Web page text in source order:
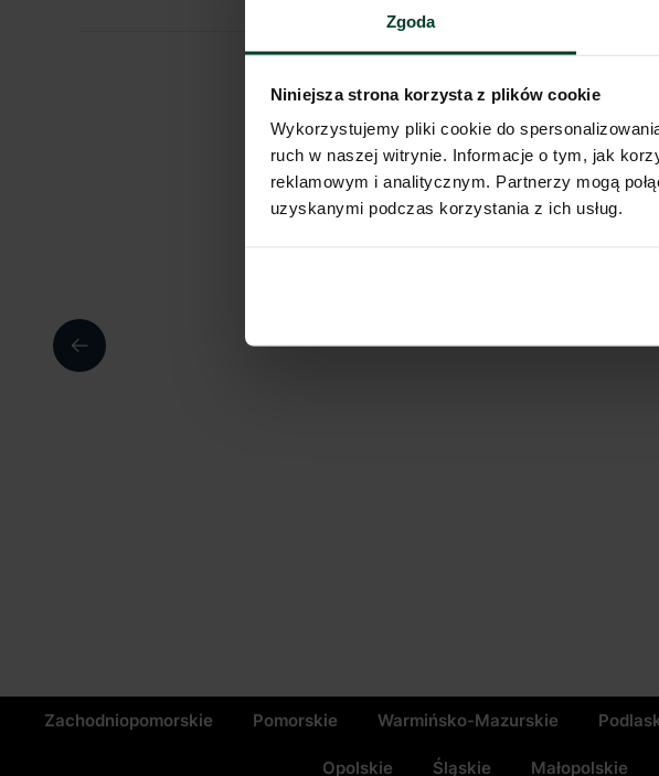
Zgoda
Niniejsza strona korzysta z plików cookie
Wykorzystujemy pliki cookie do
ruch w naszej witrynie. Informacje o tym, jak
reklamowym i analitycznym. Partnerzy mogą
uzyskanymi podczas korzystania z ich usług.
Zachodniopomorskie Pomorskie Warmińsko-Mazurskie
Opolskie Śląskie Małopolskie